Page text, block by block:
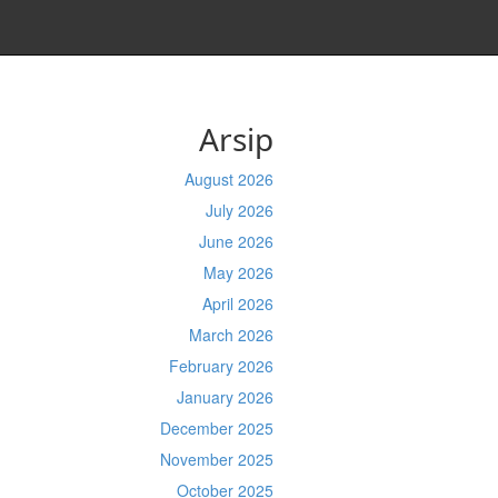
Arsip
August 2026
July 2026
June 2026
May 2026
April 2026
March 2026
February 2026
January 2026
December 2025
November 2025
October 2025